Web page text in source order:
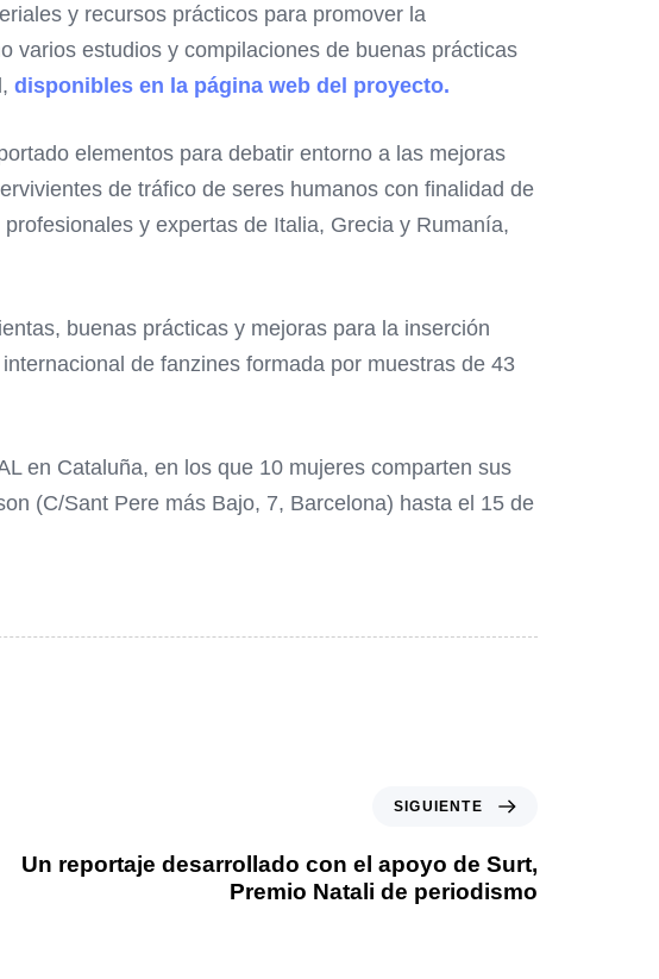
y recursos prácticos para promover la
varios estudios y compilaciones de buenas prácticas
disponibles en la página web del proyecto.
elementos para debatir entorno a las mejoras
de tráfico de seres humanos con finalidad de
y expertas de Italia, Grecia y Rumanía,
buenas prácticas y mejoras para la inserción
de fanzines formada por muestras de 43
en Cataluña, en los que 10 mujeres comparten sus
(C/Sant Pere más Bajo, 7, Barcelona) hasta el 15 de
SIGUIENTE
Un reportaje desarrollado con el apoyo de Surt,
Premio Natali de periodismo